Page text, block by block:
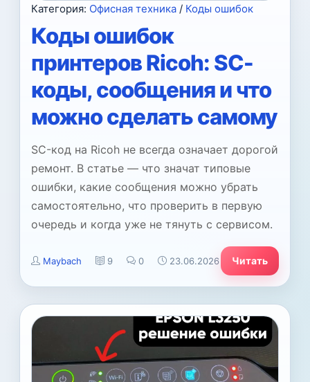
Категория: Офисная техника / Коды ошибок
Коды ошибок
принтеров Ricoh: SC-
коды, сообщения и что
можно сделать самому
SC-код на Ricoh не всегда означает дорогой
ремонт. В статье — что значат типовые
ошибки, какие сообщения можно убрать
самостоятельно, что проверить в первую
очередь и когда уже не тянуть с сервисом.
Maybach 9 0 23.06.2026 Читать